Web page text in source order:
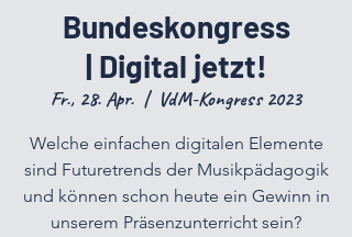
Bundeskongress
| Digital jetzt!
Fr., 28. Apr.
  |
VdM-Kongress 2023
Welche einfachen digitalen Elemente
sind Futuretrends der Musikpädagogik
und können schon heute ein Gewinn in
unserem Präsenzunterricht sein?